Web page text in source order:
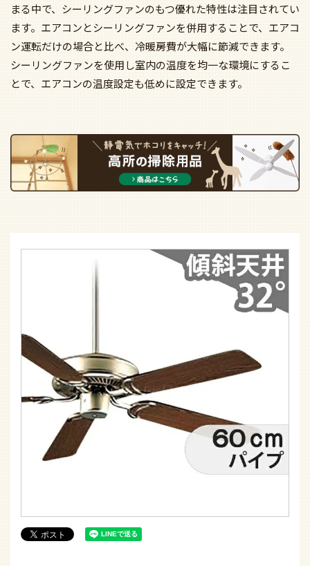
まる中で、シーリングファンのもつ優れた特性は注目されてい
ます。エアコンとシーリングファンを併用することで、エアコ
ン運転だけの場合と比べ、冷暖房費が大幅に節減できます。
シーリングファンを使用し室内の温度を均一な環境にするこ
とで、エアコンの温度設定も低めに設定できます。